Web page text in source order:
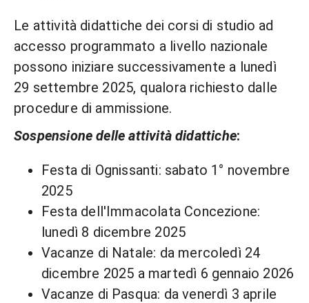
Le attività didattiche dei corsi di studio ad
accesso programmato a livello nazionale
possono iniziare successivamente a lunedì
29 settembre 2025, qualora richiesto dalle
procedure di ammissione.
Sospensione delle attività didattiche:
Festa di Ognissanti: sabato 1° novembre
2025
Festa dell'Immacolata Concezione:
lunedì 8 dicembre 2025
Vacanze di Natale: da mercoledì 24
dicembre 2025 a martedì 6 gennaio 2026
Vacanze di Pasqua: da venerdì 3 aprile